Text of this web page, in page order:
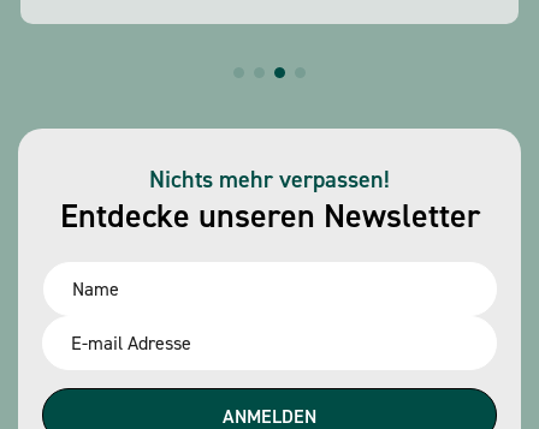
Entdecke unseren Newsletter
Nichts mehr verpassen!